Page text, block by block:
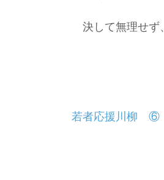
決して無理せず
投
若者応援川柳 ⑥